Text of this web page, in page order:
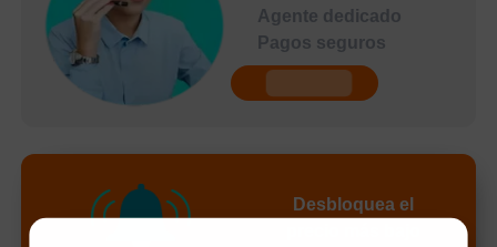
Agente dedicado
Pagos seguros
Desbloquea el